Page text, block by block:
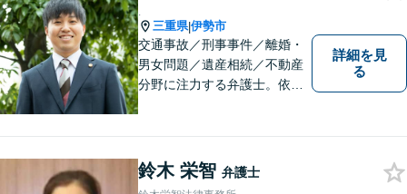
護士費用特約保険・法テラス
利用可】
.
三重県|伊勢市
交通事故／刑事事件／離婚・
男女問題／遺産相続／不動産
分野に注力する弁護士。依頼
【離婚・男女問題の経験多
数】
詳細を見
る
鈴木 栄智 弁護士